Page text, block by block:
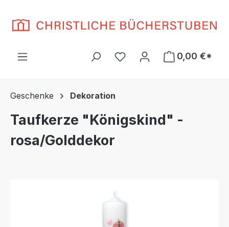
Du hast 0 Produkte auf
0,00 €*
Geschenke Dekoration
Taufkerze "Königskind" -
rosa/Golddekor